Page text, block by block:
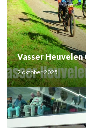
2 oktober 2025